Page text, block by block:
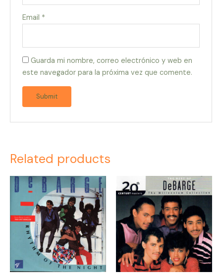
Email *
Guarda mi nombre, correo electrónico y web en
este navegador para la próxima vez que comente.
Related products